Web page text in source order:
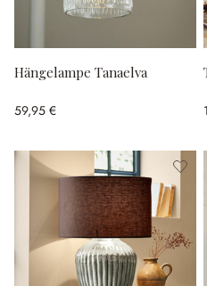
Hängelampe Tanaelva
59,95 €